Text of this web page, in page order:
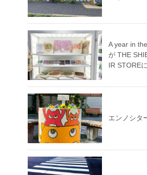
A year in
が THE
IR STORE
エンノシタ